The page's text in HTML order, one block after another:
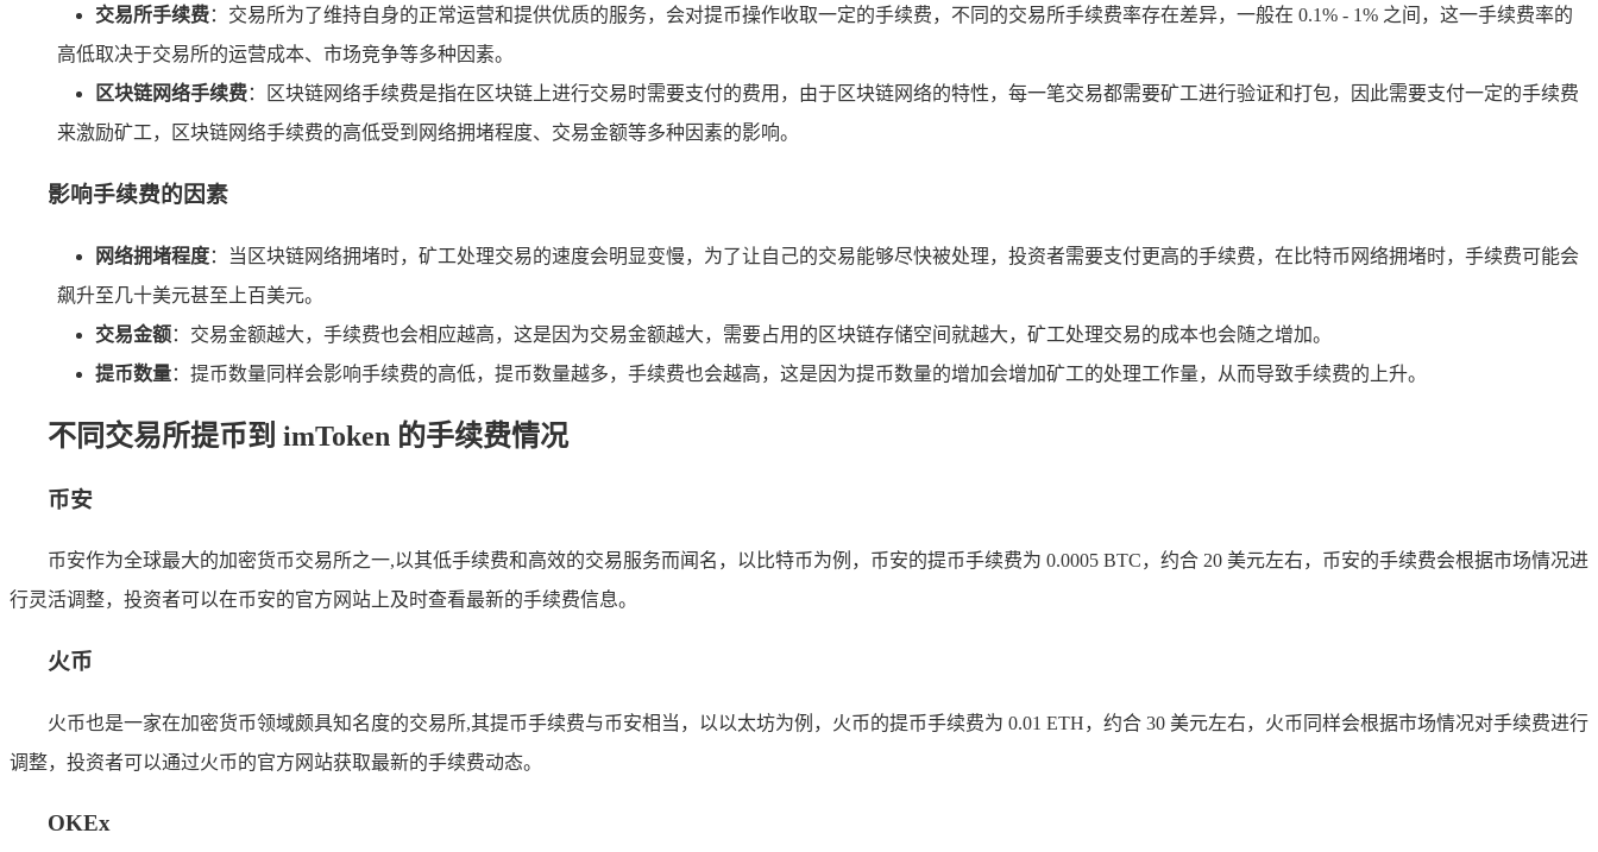
交易所手续费：交易所为了维持自身的正常运营和提供优质的服务，会对提币操作收取一定的手续费，不同的交易所手续费率存在差异，一般在 0.1% - 1% 之间，这一手续费率的
高低取决于交易所的运营成本、市场竞争等多种因素。
区块链网络手续费：区块链网络手续费是指在区块链上进行交易时需要支付的费用，由于区块链网络的特性，每一笔交易都需要矿工进行验证和打包，因此需要支付一定的手续费
来激励矿工，区块链网络手续费的高低受到网络拥堵程度、交易金额等多种因素的影响。
影响手续费的因素
网络拥堵程度：当区块链网络拥堵时，矿工处理交易的速度会明显变慢，为了让自己的交易能够尽快被处理，投资者需要支付更高的手续费，在比特币网络拥堵时，手续费可能会
飙升至几十美元甚至上百美元。
交易金额：交易金额越大，手续费也会相应越高，这是因为交易金额越大，需要占用的区块链存储空间就越大，矿工处理交易的成本也会随之增加。
提币数量：提币数量同样会影响手续费的高低，提币数量越多，手续费也会越高，这是因为提币数量的增加会增加矿工的处理工作量，从而导致手续费的上升。
不同交易所提币到 imToken 的手续费情况
币安
币安作为全球最大的加密货币交易所之一,以其低手续费和高效的交易服务而闻名，以比特币为例，币安的提币手续费为 0.0005 BTC，约合 20 美元左右，币安的手续费会根据市场情况进
行灵活调整，投资者可以在币安的官方网站上及时查看最新的手续费信息。
火币
火币也是一家在加密货币领域颇具知名度的交易所,其提币手续费与币安相当，以以太坊为例，火币的提币手续费为 0.01 ETH，约合 30 美元左右，火币同样会根据市场情况对手续费进行
调整，投资者可以通过火币的官方网站获取最新的手续费动态。
OKEx